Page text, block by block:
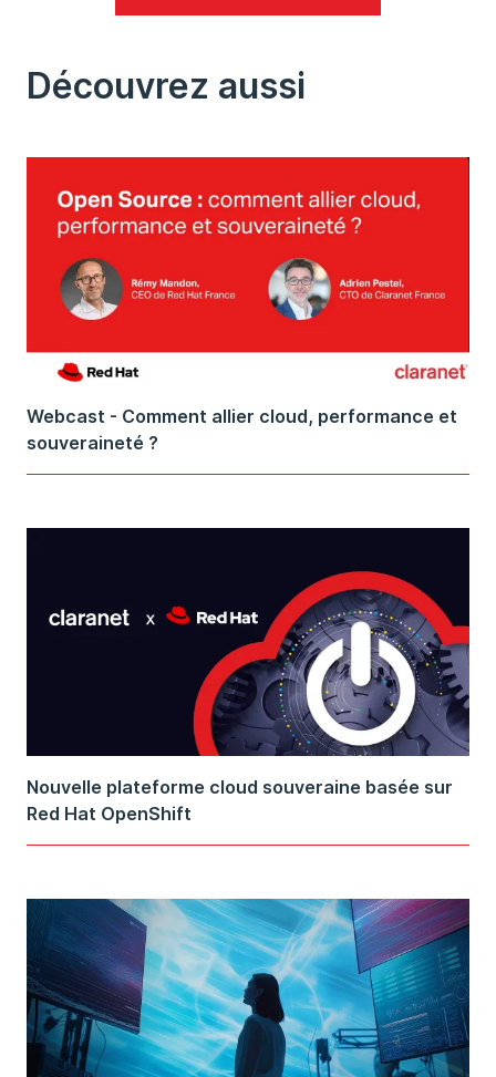
Découvrez aussi
Webcast - Comment allier cloud, performance et
souveraineté ?
Nouvelle plateforme cloud souveraine basée sur
Red Hat OpenShift